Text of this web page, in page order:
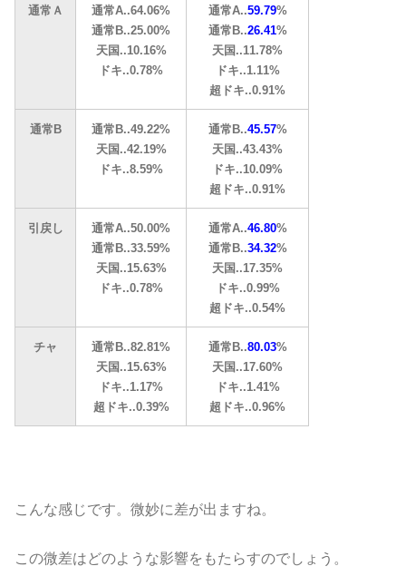
通常Ａ
通常A..64.06%
通常B..25.00%
天国..10.16%
ドキ..0.78%
通常A..59.79%
通常B..26.41%
天国..11.78%
ドキ..1.11%
超ドキ..0.91%
通常B
通常B..49.22%
天国..42.19%
ドキ..8.59%
通常B..45.57%
天国..43.43%
ドキ..10.09%
超ドキ..0.91%
引戻し
通常A..50.00%
通常B..33.59%
天国..15.63%
ドキ..0.78%
通常A..46.80%
通常B..34.32%
天国..17.35%
ドキ..0.99%
超ドキ..0.54%
チャ
通常B..82.81%
天国..15.63%
ドキ..1.17%
超ドキ..0.39%
通常B..80.03%
天国..17.60%
ドキ..1.41%
超ドキ..0.96%
こんな感じです。微妙に差が出ますね。
この微差はどのような影響をもたらすのでしょう。